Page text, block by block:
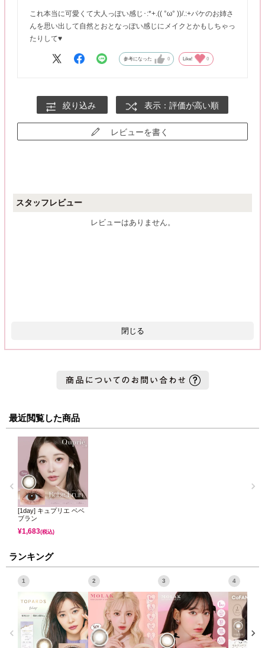
これ本当に可愛くて大人っぽい感じ･:*+.(( °ω° ))/.:+パケのお姉さ
んを思い出して自然とおとなっぽい感じにメイクとかもしちゃっ
たりして♥
参考になった 0 Like! 0
絞り込み 表示：評価が高い順
レビューを書く
スタッフレビュー
レビューはありません。
閉じる
最近閲覧した商品
[1day] キュプリエ ベベ
ブラン
¥1,683(税込)
ランキング
1 2 3 4